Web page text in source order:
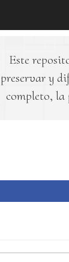
Este
preservar y
completo,